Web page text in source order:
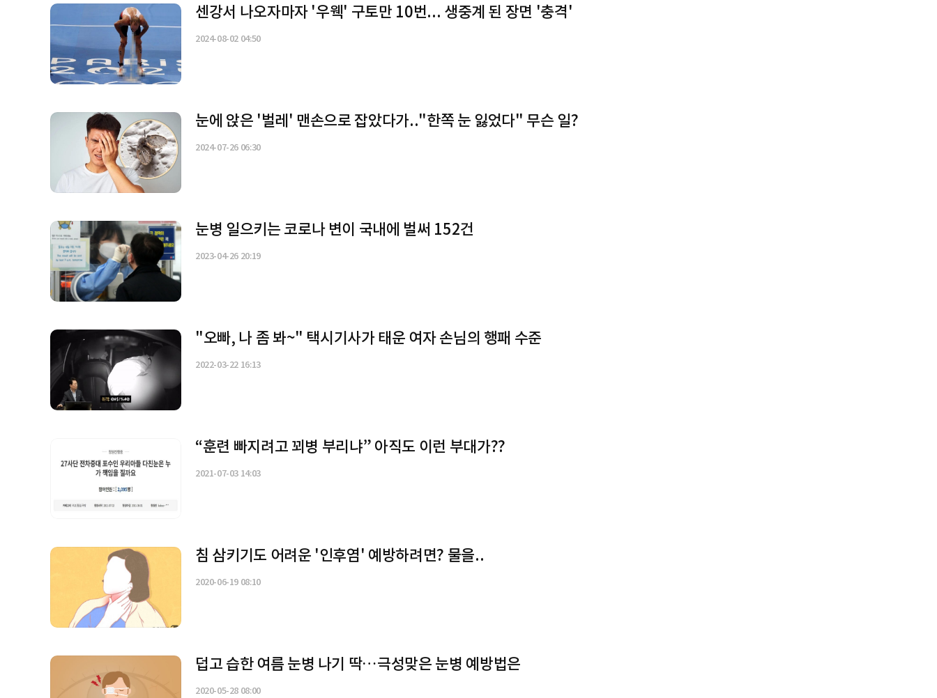
센강서 나오자마자 '우웩' 구토만 10번... 생중계 된 장면 '충격'
2024-08-02 04:50
눈에 앉은 '벌레' 맨손으로 잡았다가.."한쪽 눈 잃었다" 무슨 일?
2024-07-26 06:30
눈병 일으키는 코로나 변이 국내에 벌써 152건
2023-04-26 20:19
"오빠, 나 좀 봐~" 택시기사가 태운 여자 손님의 행패 수준
2022-03-22 16:13
“훈련 빠지려고 꾀병 부리냐” 아직도 이런 부대가??
2021-07-03 14:03
침 삼키기도 어려운 '인후염' 예방하려면? 물을..
2020-06-19 08:10
덥고 습한 여름 눈병 나기 딱…극성맞은 눈병 예방법은
2020-05-28 08:00